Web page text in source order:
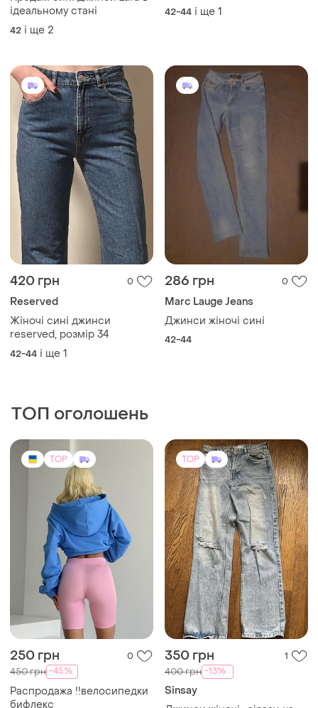
420 грн 0
Reserved
Жіночі сині джинси
reserved, розмір 34
і ще 1
286 грн
Marc Lauge Jeans
Джинси жіночі сині
42-44
ТОП оголошень
250 грн
450 грн -45%
Распродажа !!велосипедки
бифлекс
S і ще 2
350 грн 1
400 грн -13%
Sinsay
Джинси жіночі , sinsay ,xs
34 розмір
XS